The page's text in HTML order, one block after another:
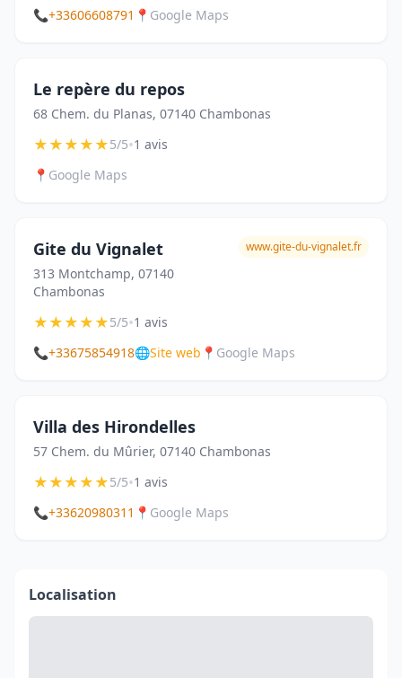
📞+33606608791 📍 Google Maps
Le repère du repos
68 Chem. du Planas, 07140 Chambonas
★★★★★5/5•1 avis
📍 Google Maps
Gite du Vignalet
313 Montchamp, 07140
Chambonas
www.gite-du-vignalet.fr
★★★★★5/5•1 avis
📞+33675854918🌐Site web 📍 Google Maps
Villa des Hirondelles
57 Chem. du Mûrier, 07140 Chambonas
★★★★★5/5•1 avis
📞+33620980311 📍 Google Maps
Localisation